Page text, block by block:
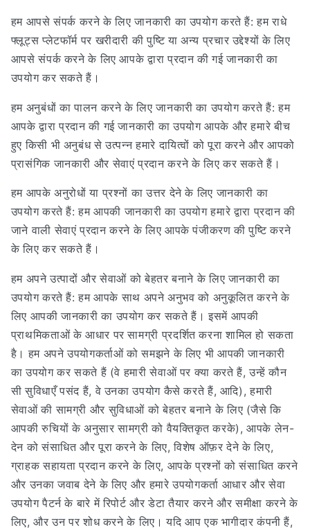
हम आपसे संपर्क करने के लिए जानकारी का उपयोग करते हैं: हम राधे
फ्लूट्स प्लेटफॉर्म पर खरीदारी की पुष्टि या अन्य प्रचार उद्देश्यों के लिए
आपसे संपर्क करने के लिए आपके द्वारा प्रदान की गई जानकारी का
उपयोग कर सकते हैं।
हम अनुबंधों का पालन करने के लिए जानकारी का उपयोग करते हैं: हम
आपके द्वारा प्रदान की गई जानकारी का उपयोग आपके और हमारे बीच
हुए किसी भी अनुबंध से उत्पन्न हमारे दायित्वों को पूरा करने और आपको
प्रासंगिक जानकारी और सेवाएं प्रदान करने के लिए कर सकते हैं।
हम आपके अनुरोधों या प्रश्नों का उत्तर देने के लिए जानकारी का
उपयोग करते हैं: हम आपकी जानकारी का उपयोग हमारे द्वारा प्रदान की
जाने वाली सेवाएं प्रदान करने के लिए आपके पंजीकरण की पुष्टि करने
के लिए कर सकते हैं।
हम अपने उत्पादों और सेवाओं को बेहतर बनाने के लिए जानकारी का
उपयोग करते हैं: हम आपके साथ अपने अनुभव को अनुकूलित करने के
लिए आपकी जानकारी का उपयोग कर सकते हैं। इसमें आपकी
प्राथमिकताओं के आधार पर सामग्री प्रदर्शित करना शामिल हो सकता
है। हम अपने उपयोगकर्ताओं को समझने के लिए भी आपकी जानकारी
का उपयोग कर सकते हैं (वे हमारी सेवाओं पर क्या करते हैं, उन्हें कौन
सी सुविधाएँ पसंद हैं, वे उनका उपयोग कैसे करते हैं, आदि), हमारी
सेवाओं की सामग्री और सुविधाओं को बेहतर बनाने के लिए (जैसे कि
आपकी रुचियों के अनुसार सामग्री को वैयक्तिकृत करके), आपके लेन-
देन को संसाधित और पूरा करने के लिए, विशेष ऑफ़र देने के लिए,
ग्राहक सहायता प्रदान करने के लिए, आपके प्रश्नों को संसाधित करने
और उनका जवाब देने के लिए और हमारे उपयोगकर्ता आधार और सेवा
उपयोग पैटर्न के बारे में रिपोर्ट और डेटा तैयार करने और समीक्षा करने के
लिए, और उन पर शोध करने के लिए। यदि आप एक भागीदार कंपनी हैं,